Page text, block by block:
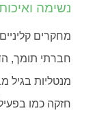
נשימה
מחקרים
חברתי תומך,
מנטליות בגיל
חזקה כמו